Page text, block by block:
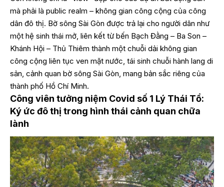
mà phải là public realm – không gian công cộng của công
dân đô thị. Bờ sông Sài Gòn được trả lại cho người dân như
một hệ sinh thái mở, liên kết từ bến Bạch Đằng – Ba Son –
Khánh Hội – Thủ Thiêm thành một chuỗi dải không gian
công cộng liên tục ven mặt nước, tái sinh chuỗi hành lang di
sản, cảnh quan bờ sông Sài Gòn, mang bản sắc riêng của
thành phố Hồ Chí Minh.
Công viên tưởng niệm Covid số 1 Lý Thái Tổ:
Ký ức đô thị trong hình thái cảnh quan chữa
lành